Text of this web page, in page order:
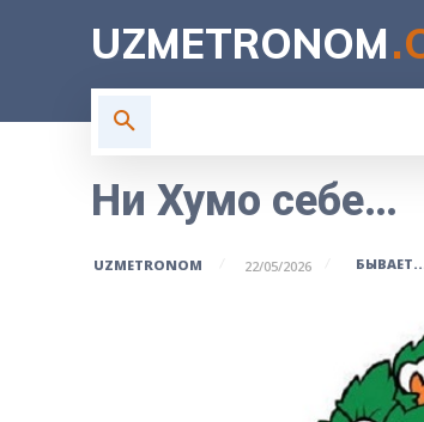
UZMETRONOM
Ни Хумо себе…
UZMETRONOM 22/05/2026